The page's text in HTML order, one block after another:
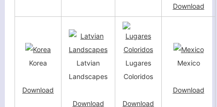
Download
Korea
Download
Latvian
Landscapes
Download
Lugares
Coloridos
Download
Mexico
Download